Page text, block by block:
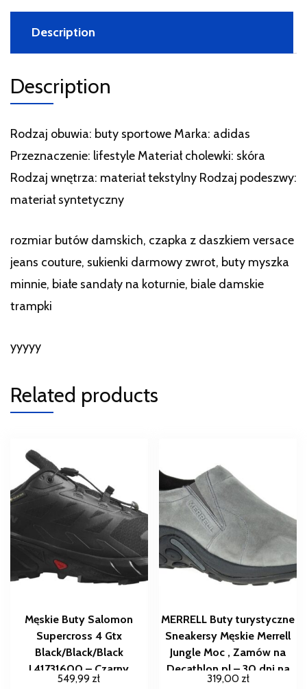
Description
Description
Rodzaj obuwia: buty sportowe Marka: adidas
Przeznaczenie: lifestyle Materiał cholewki: skóra
Rodzaj wnętrza: materiał tekstylny Rodzaj podeszwy:
materiał syntetyczny
rozmiar butów damskich, czapka z daszkiem versace
jeans couture, sukienki darmowy zwrot, buty myszka
minnie, białe sandały na koturnie, biale damskie
trampki
yyyyy
Related products
Męskie Buty Salomon
Supercross 4 Gtx
Black/Black/Black
L41731600 – Czarny
549,99 zł
MERRELL Buty turystyczne
Sneakersy Męskie Merrell
Jungle Moc , Zamów na
Decathlon.pl – 30 dni na
zwrot , Szary
319,00 zł